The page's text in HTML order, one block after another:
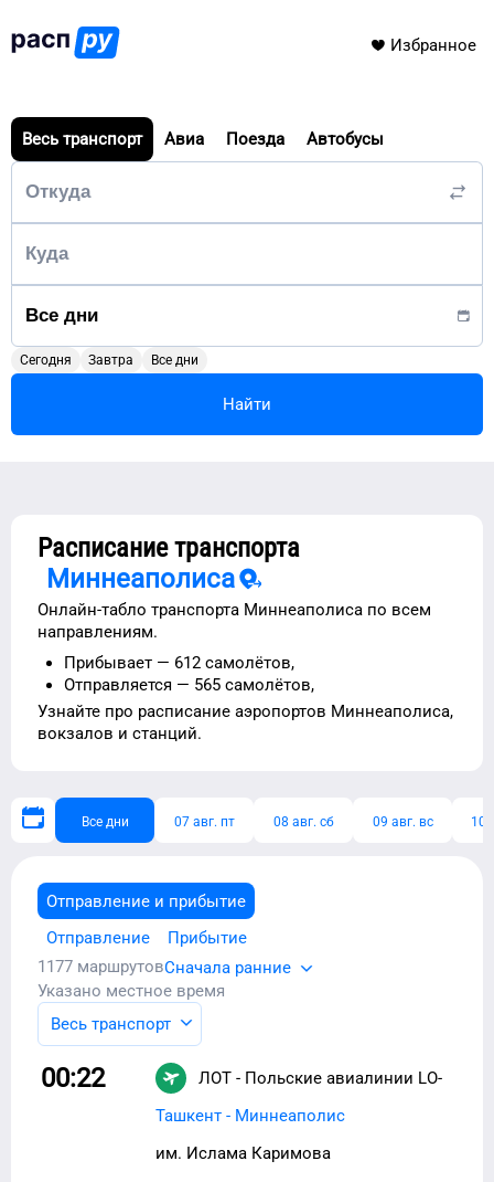
Избранное
Весь транспорт Авиа Поезда Автобусы
Сегодня Завтра Все дни
Найти
Расписание транспорта
Миннеаполиса
Онлайн-табло транспорта Миннеаполиса по всем
направлениям.
Прибывает — 612 самолётов,
Отправляется — 565 самолётов,
Узнайте про расписание аэропортов Миннеаполиса,
вокзалов и станций.
Все дни 07 авг. пт 08 авг. сб 09 авг. вс 10
Отправление и прибытие
Отправление
Прибытие
1177 маршрутовСначала ранние
Указано местное время
Весь транспорт
00:22 ЛОТ - Польские авиалинии LO-
190
Ташкент - Миннеаполис
им. Ислама Каримова